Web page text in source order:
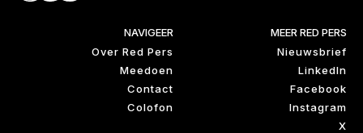
NAVIGEER
Over Red Pers
Meedoen
Contact
Colofon
MEER RED PERS
Nieuwsbrief
LinkedIn
Facebook
Instagram
X